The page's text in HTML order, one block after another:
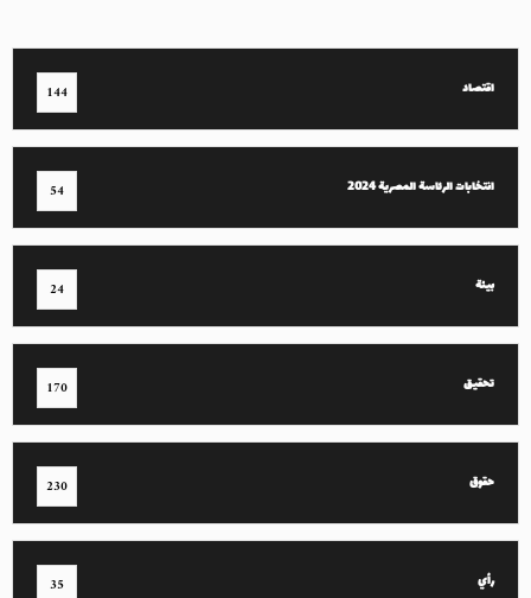
اقتصاد 144
انتخابات الرئاسة المصرية 2024 54
بيئة 24
تحقيق 170
حقوق 230
رأي 35